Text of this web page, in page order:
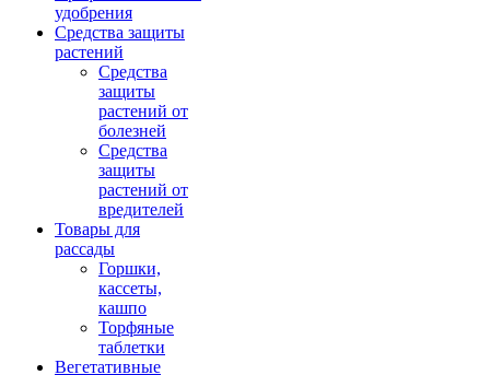
удобрения
Средства защиты
растений
Средства
защиты
растений от
болезней
Средства
защиты
растений от
вредителей
Товары для
рассады
Горшки,
кассеты,
кашпо
Торфяные
таблетки
Вегетативные